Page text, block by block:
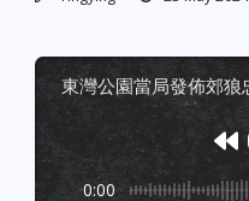
東灣公園當局發佈郊
0:00